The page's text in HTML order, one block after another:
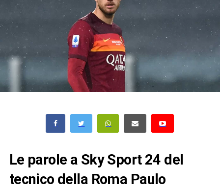
Le parole a Sky Sport 24 del
tecnico della Roma Paulo